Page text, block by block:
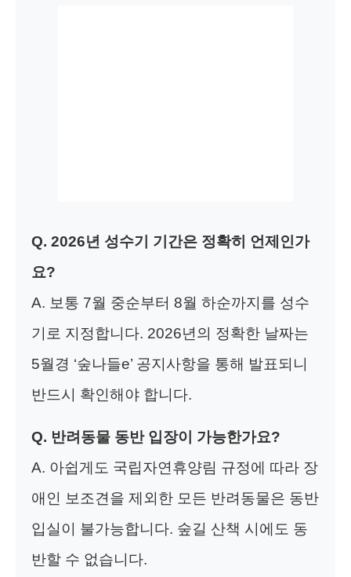
Q. 2026년 성수기 기간은 정확히 언제인가
요?
A. 보통 7월 중순부터 8월 하순까지를 성수
기로 지정합니다. 2026년의 정확한 날짜는
5월경 ‘숲나들e’ 공지사항을 통해 발표되니
반드시 확인해야 합니다.
Q. 반려동물 동반 입장이 가능한가요?
A. 아쉽게도 국립자연휴양림 규정에 따라 장
애인 보조견을 제외한 모든 반려동물은 동반
입실이 불가능합니다. 숲길 산책 시에도 동
반할 수 없습니다.